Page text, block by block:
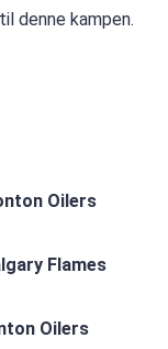
denne kampen.
Oilers
Flames
Oilers